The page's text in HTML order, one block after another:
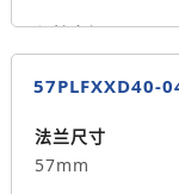
保持力矩N.m
1.5
8
重量kg
57PLFXXD40-
法兰尺寸
57mm